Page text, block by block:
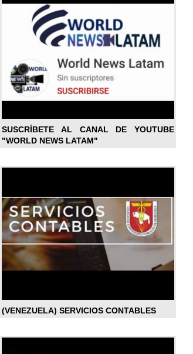
SUSCRÍBETE AL CANAL DE YOUTUBE
"WORLD NEWS LATAM"
(VENEZUELA) SERVICIOS CONTABLES